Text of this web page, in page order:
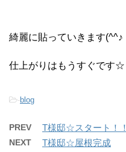
綺麗に貼っていきます(^^♪
仕上がりはもうすぐです☆
-blog
PREV T様邸☆スタート！！
NEXT T様邸☆屋根完成